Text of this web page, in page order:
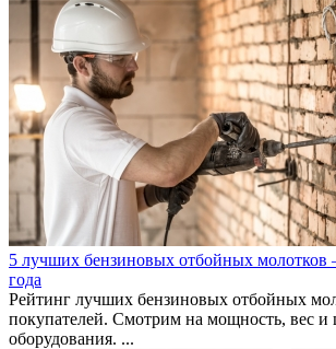
5 лучших бензиновых отбойных молотков
года
Рейтинг лучших бензиновых отбойных
покупателей. Смотрим на мощность, вес и
оборудования. ...